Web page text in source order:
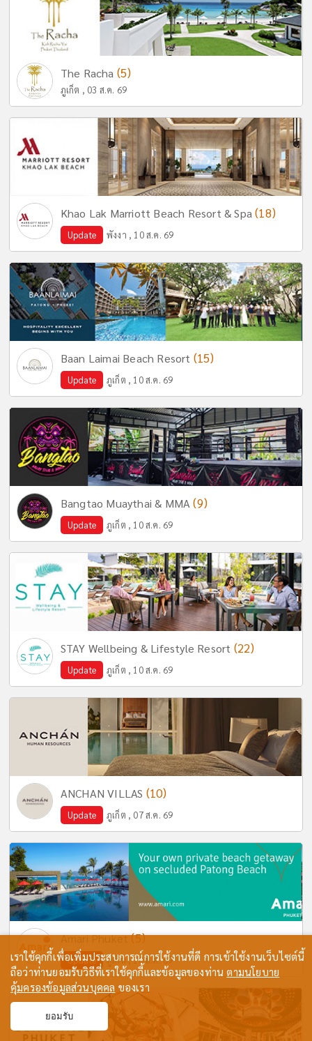
The Racha (5)
ภูเก็ต , 03 ส.ค. 69
Khao Lak Marriott Beach Resort & Spa(18)
Update พังงา , 10 ส.ค. 69
Baan Laimai Beach Resort (15)
Update ภูเก็ต , 10 ส.ค. 69
Bangtao Muaythai & MMA(9)
Update ภูเก็ต , 10 ส.ค. 69
STAY Wellbeing & Lifestyle Resort (22)
Update ภูเก็ต , 10 ส.ค. 69
ANCHAN VILLAS (10)
Update ภูเก็ต , 07 ส.ค. 69
Amari Phuket(5)
Update ภูเก็ต , 10 ส.ค. 69
เราใช้คุกกี้เพื่อเพิ่มประสบการณ์การใช้งานที่ดี การเข้าใช้งานเว็บไซต์นี้
ถือว่าท่านยอมรับวิธีที่เราใช้คุกกี้และข้อมูลของท่านตามนโยบาย
คุ้มครองข้อมูลส่วนบุคคล ของเรา
ยอมรับ